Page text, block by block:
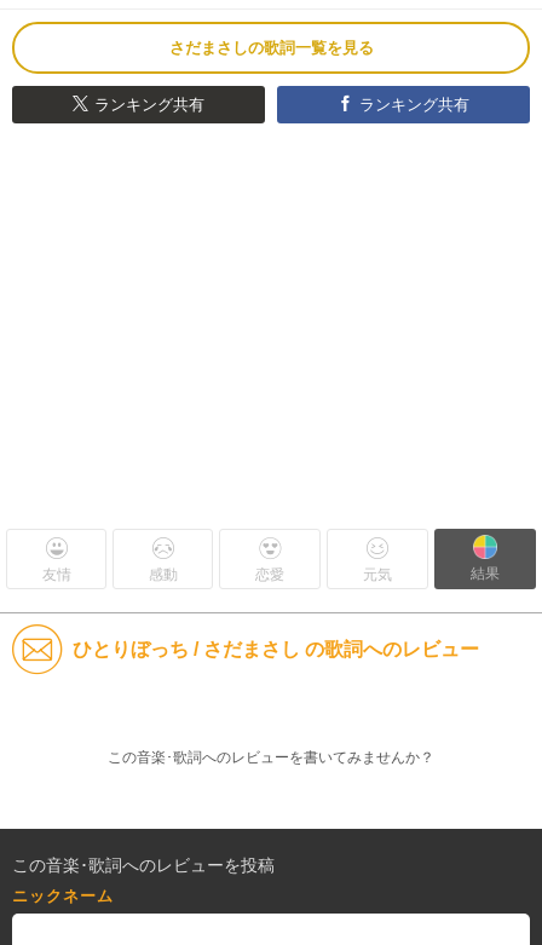
さだまさしの歌詞一覧を見る
ランキング共有 ランキング共有
友情 感動 恋愛 元気 結果
ひとりぼっち / さだまさし の歌詞へのレビュー
この音楽･歌詞へのレビューを書いてみませんか？
この音楽･歌詞へのレビューを投稿
ニックネーム